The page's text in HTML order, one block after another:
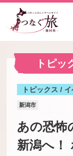
トピッ
トピックス /
新潟市
あの恐怖
新潟へ！